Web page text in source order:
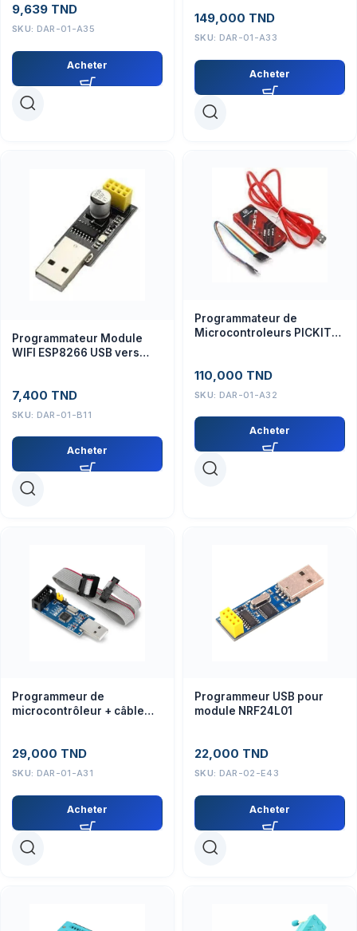
9,639 TND
SKU: DAR-01-A35
Acheter
149,000 TND
SKU: DAR-01-A33
Acheter
Programmateur Module
WIFI ESP8266 USB vers
7,400 TND
SKU: DAR-01-B11
Acheter
Programmateur de
Microcontroleurs PICKIT3
110,000 TND
SKU: DAR-01-A32
Acheter
Programmeur de
microcontrôleur + câble
29,000 TND
SKU: DAR-01-A31
Acheter
Programmeur USB pour
module NRF24L01
22,000 TND
SKU: DAR-02-E43
Acheter